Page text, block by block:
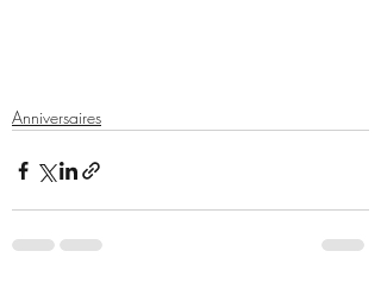
Anniversaires